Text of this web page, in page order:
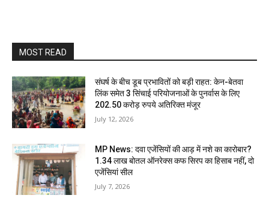
MOST READ
संघर्ष के बीच डूब प्रभावितों को बड़ी राहत: केन-बेतवा
लिंक समेत 3 सिंचाई परियोजनाओं के पुनर्वास के लिए
202.50 करोड़ रुपये अतिरिक्त मंजूर
July 12, 2026
MP News: दवा एजेंसियों की आड़ में नशे का कारोबार?
1.34 लाख बोतल ऑनरेक्स कफ सिरप का हिसाब नहीं, दो
एजेंसियां सील
July 7, 2026